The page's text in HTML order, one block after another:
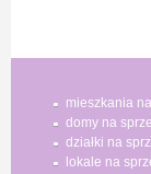
mieszkania
domy na
działki na
lokale na